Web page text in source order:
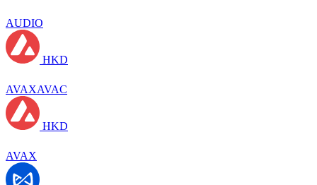
AUDIO
HKD
AVAXAVAC
HKD
AVAX